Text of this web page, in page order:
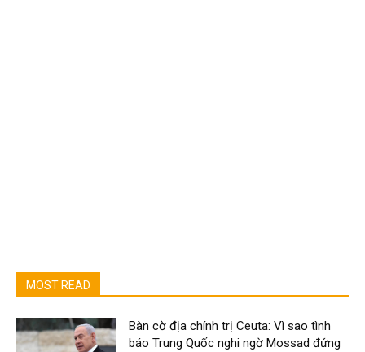
MOST READ
Bàn cờ địa chính trị Ceuta: Vì sao tình
báo Trung Quốc nghi ngờ Mossad đứng